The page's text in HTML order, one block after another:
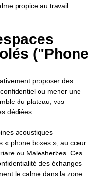
propice au travail
("Phone
proposer des
ou mener une
du plateau, vos
dédiées.
acoustiques
« phone boxes », au cœur
ou Malesherbes. Ces
des échanges
le calme dans la zone